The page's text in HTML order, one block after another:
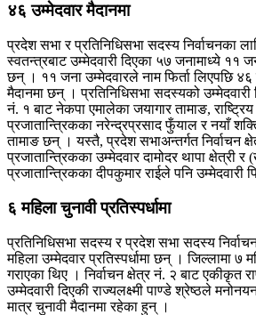
४६ उम्मेदवार मैदानमा
प्रदेश सभा र प्रतिनिधिसभा सदस्य निर्वाचनका
स्वतन्त्रबाट उम्मेदवारी दिएका ५७ जनामाध्ये ११
छन् । ११ जना उम्मेदवारले नाम फिर्ता लिएपछि ४६
मैदानमा छन् । प्रतिनिधिसभा सदस्यको उम्मेदवारी
नं. १ बाट नेकपा एमालेका जयागार तामाङ, राष्ट्रिय
प्रजातान्त्रिकका नरेन्द्रप्रसाद फुँयाल र नयाँ
तामाङ छन् । यस्तै, प्रदेश सभाअन्तर्गत निर्वाचन
प्रजातान्त्रिकका उम्मेदवार दामोदर थापा क्षेत्री र
प्रजातान्त्रिकका दीपकुमार राईले पनि उम्मेदवारी
६ महिला चुनावी प्रतिस्पर्धामा
प्रतिनिधिसभा सदस्य र प्रदेश सभा सदस्य
महिला उम्मेदवार प्रतिस्पर्धामा छन् । जिल्लामा ७
गराएका थिए । निर्वाचन क्षेत्र नं. २ बाट एकीकृत
उम्मेदवारी दिएकी राज्यलक्ष्मी पाण्डे श्रेष्ठले
मात्र चुनावी मैदानमा रहेका हुन् ।